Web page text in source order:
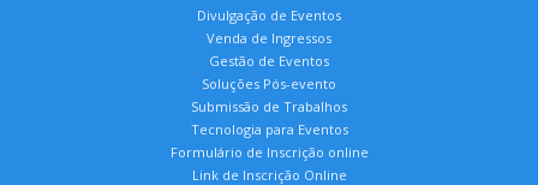
Divulgação de Eventos
Venda de Ingressos
Gestão de Eventos
Soluções Pós-evento
Submissão de Trabalhos
Tecnologia para Eventos
Formulário de Inscrição online
Link de Inscrição Online